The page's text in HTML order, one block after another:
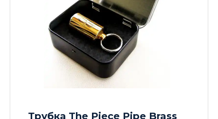
Трубка The Piece Pipe Brass